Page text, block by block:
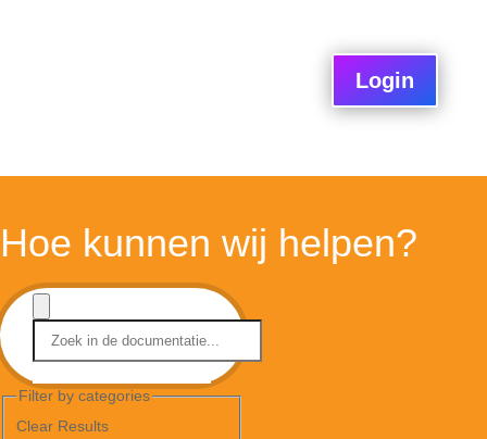
Login
Hoe kunnen wij helpen?
Filter by categories
Clear Results